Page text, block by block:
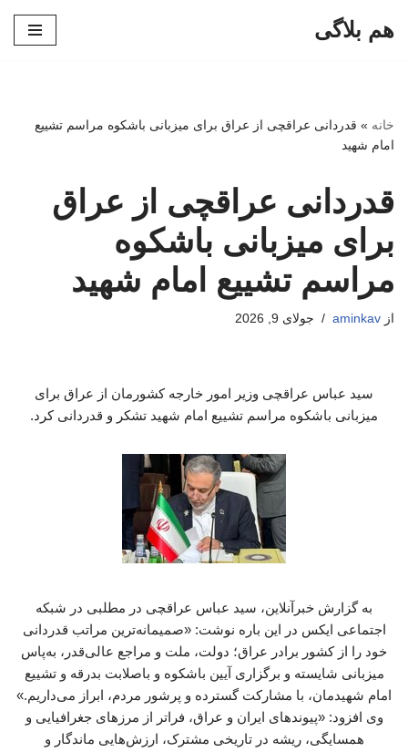
هم بلاگی
خانه » قدردانی عراقچی از عراق برای میزبانی باشکوه مراسم تشییع
امام شهید
قدردانی عراقچی از عراق
برای میزبانی باشکوه
مراسم تشییع امام شهید
از aminkav جولای 9, 2026
سید عباس عراقچی وزیر امور خارجه کشورمان از عراق برای
میزبانی باشکوه مراسم تشییع امام شهید تشکر و قدردانی کرد.
به گزارش خبرآنلاین، سید عباس عراقچی در مطلبی در شبکه
اجتماعی ایکس در این باره نوشت: «صمیمانه‌ترین مراتب قدردانی
خود را از کشور برادر عراق؛ دولت، ملت و مراجع عالی‌قدر، به‌پاس
میزبانی شایسته و برگزاری آیین باشکوه و باصلابت بدرقه و تشییع
امام شهیدمان، با مشارکت گسترده و پرشور مردم، ابراز می‌داریم.»
وی افزود: «پیوندهای ایران و عراق، فراتر از مرزهای جغرافیایی و
همسایگی، ریشه در تاریخی مشترک، ارزش‌هایی ماندگار و